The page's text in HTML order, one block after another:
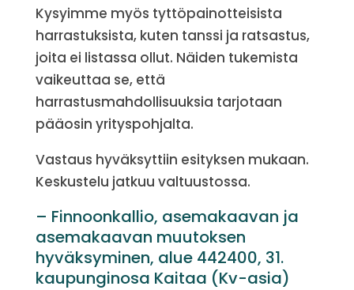
Kysyimme myös tyttöpainotteisista
harrastuksista, kuten tanssi ja ratsastus,
joita ei listassa ollut. Näiden tukemista
vaikeuttaa se, että
harrastusmahdollisuuksia tarjotaan
pääosin yrityspohjalta.
Vastaus hyväksyttiin esityksen mukaan.
Keskustelu jatkuu valtuustossa.
– Finnoonkallio, asemakaavan ja
asemakaavan muutoksen
hyväksyminen, alue 442400, 31.
kaupunginosa Kaitaa (Kv-asia)